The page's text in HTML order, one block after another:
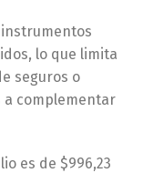
lo que limita
seguros o
complementar
es de $996,23